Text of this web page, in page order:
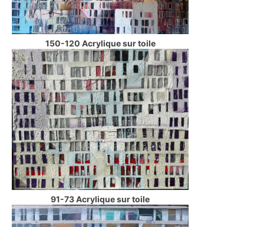
150-120 Acrylique sur toile
91-73 Acrylique sur toile